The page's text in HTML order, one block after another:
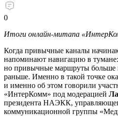
0
Итоги онлайн-митапа
Когда привычные каналы
напоминают навигацию в
но привычные маршруты больше
раньше. Именно в такой точке
и именно об этом говорили
«ИнтерКомм» под модерацией
президента НАЭКК,
коммуникационной группы